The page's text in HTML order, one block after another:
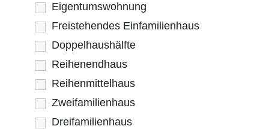
Eigentumswohnung
Freistehendes Einfamilienhaus
Doppelhaushälfte
Reihenendhaus
Reihenmittelhaus
Zweifamilienhaus
Dreifamilienhaus